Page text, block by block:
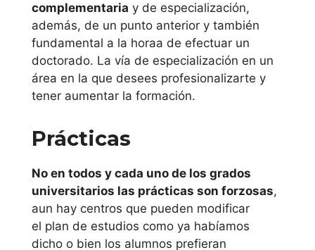
Universidad de
Oviedo
Región de
Murcia
Universidad
Cartagena
Universidad
Católica San
complementaria y de especialización,
además, de un punto anterior y también
fundamental a la horaa de efectuar un
doctorado. La vía de especialización en un
área en la que desees profesionalizarte y
tener aumentar la formación.
Prácticas
No en todos y cada uno de los grados
universitarios las prácticas son forzosas,
aun hay centros que pueden modificar
el plan de estudios como ya habíamos
dicho o bien los alumnos prefieran